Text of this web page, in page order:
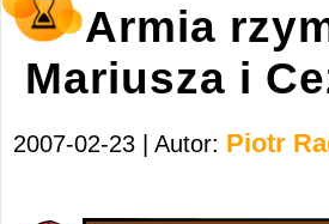
Armia
Mariusza i
2007-02-23 | Autor: Piotr